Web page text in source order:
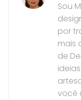
Sou
por
mais
de
você